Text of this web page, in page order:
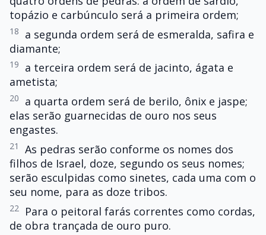
topázio e carbúnculo será a primeira ordem;
18
a segunda ordem será de esmeralda, safira e
diamante;
19
a terceira ordem será de jacinto, ágata e
ametista;
20
a quarta ordem será de berilo, ônix e jaspe;
elas serão guarnecidas de ouro nos seus
engastes.
21
As pedras serão conforme os nomes dos
filhos de Israel, doze, segundo os seus nomes;
serão esculpidas como sinetes, cada uma com o
seu nome, para as doze tribos.
22
Para o peitoral farás correntes como cordas,
de obra trançada de ouro puro.